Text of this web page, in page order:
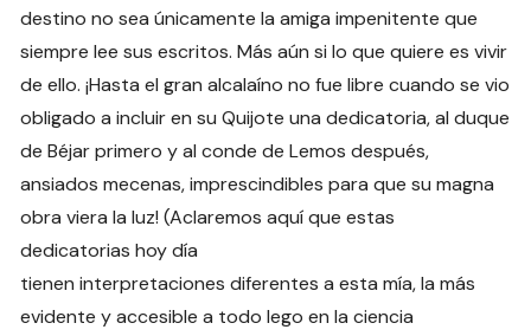
destino no sea únicamente la amiga impenitente que
siempre lee sus escritos. Más aún si lo que quiere es vivir
de ello. ¡Hasta el gran alcalaíno no fue libre cuando se vio
obligado a incluir en su Quijote una dedicatoria, al duque
de Béjar primero y al conde de Lemos después,
ansiados mecenas, imprescindibles para que su magna
obra viera la luz! (Aclaremos aquí que estas
dedicatorias hoy día
tienen interpretaciones diferentes a esta mía, la más
evidente y accesible a todo lego en la ciencia